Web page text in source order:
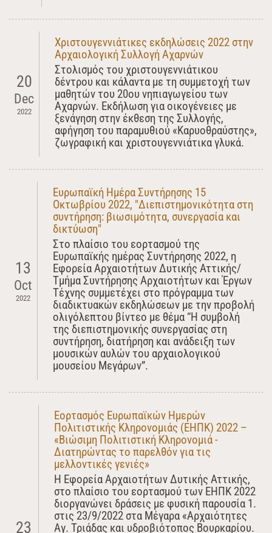
20
Dec
2022
Χριστουγεννιάτικες εκδηλώσεις 2022 στην
Αρχαιολογική Συλλογή Αχαρνών
Στολισμός του χριστουγεννιάτικου
δέντρου και κάλαντα με τη συμμετοχή των
μαθητών του 20ου νηπιαγωγείου των
Αχαρνών. Εκδήλωση για οικογένειες με
ξενάγηση στην έκθεση της Συλλογής,
αφήγηση του παραμυθιού «Καρυοθραύστης»,
ζωγραφική και χριστουγεννιάτικα γλυκά.
13
Oct
2022
Ευρωπαϊκή Ημέρα Συντήρησης 15
Οκτωβρίου 2022, "Διεπιστημονικότητα στη
συντήρηση: βιωσιμότητα, συνεργασία και
δικτύωση"
Στο πλαίσιο του εορτασμού της
Ευρωπαϊκής ημέρας Συντήρησης 2022, η
Εφορεία Αρχαιοτήτων Δυτικής Αττικής/
Τμήμα Συντήρησης Αρχαιοτήτων και Έργων
Τέχνης συμμετέχει στο πρόγραμμα των
διαδικτυακών εκδηλώσεων με την προβολή
ολιγόλεπτου βίντεο με θέμα “Η συμβολή
της διεπιστημονικής συνεργασίας στη
συντήρηση, διατήρηση και ανάδειξη των
μουσικών αυλών του αρχαιολογικού
μουσείου Μεγάρων”.
23
Εορτασμός Ευρωπαϊκών Ημερών
Πολιτιστικής Κληρονομιάς (ΕΗΠΚ) 2022 –
«Βιώσιμη Πολιτιστική Κληρονομιά -
Διατηρώντας το παρελθόν για τις
μελλοντικές γενιές»
Η Εφορεία Αρχαιοτήτων Δυτικής Αττικής,
στο πλαίσιο του εορτασμού των ΕΗΠΚ 2022
διοργανώνει δράσεις με φυσική παρουσία 1.
στις 23/9/2022 στα Μέγαρα «Αρχαιότητες
Αγ. Τριάδας και υδροβιότοπος Βουρκαρίου.